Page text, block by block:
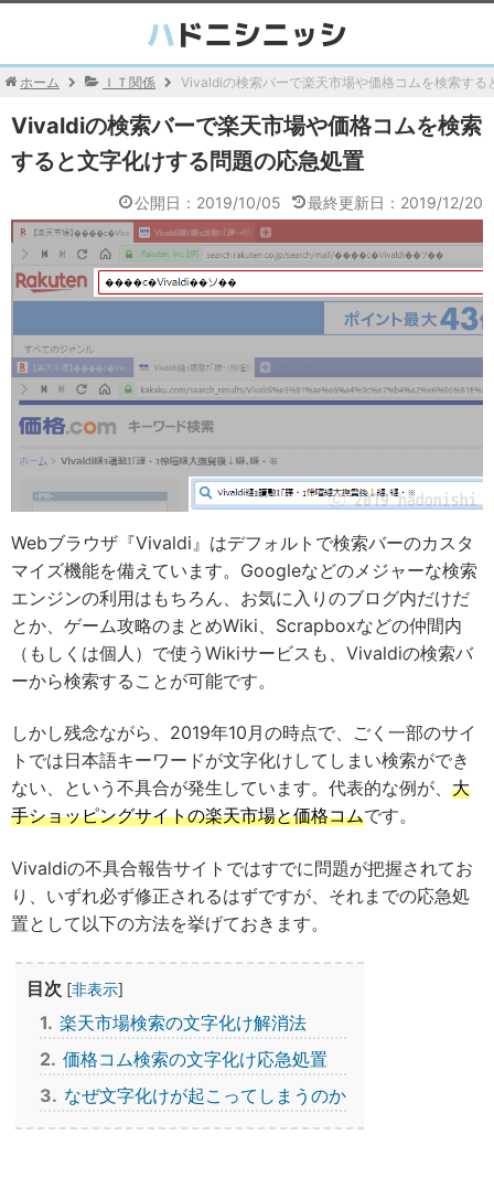
ホーム ＩＴ関係 Vivaldiの検索バーで楽天市場や価格コムを検索する
Vivaldiの検索バーで楽天市場や価格コムを検索
すると文字化けする問題の応急処置
公開日：2019/10/05 最終更新日：2019/12/20
Webブラウザ『Vivaldi』はデフォルトで検索バーのカスタ
マイズ機能を備えています。Googleなどのメジャーな検索
エンジンの利用はもちろん、お気に入りのブログ内だけだ
とか、ゲーム攻略のまとめWiki、Scrapboxなどの仲間内
（もしくは個人）で使うWikiサービスも、Vivaldiの検索バ
ーから検索することが可能です。
しかし残念ながら、2019年10月の時点で、ごく一部のサイ
トでは日本語キーワードが文字化けしてしまい検索ができ
ない、という不具合が発生しています。代表的な例が、 大
手ショッピングサイトの楽天市場と価格コムです。
Vivaldiの不具合報告サイトではすでに問題が把握されてお
り、いずれ必ず修正されるはずですが、それまでの応急処
置として以下の方法を挙げておきます。
目次 [非表示]
1 楽天市場検索の文字化け解消法
2 価格コム検索の文字化け応急処置
3
なぜ文字化けが起こってしまうのか